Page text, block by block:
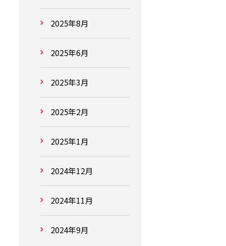
2025年8月
2025年6月
2025年3月
2025年2月
2025年1月
2024年12月
2024年11月
2024年9月